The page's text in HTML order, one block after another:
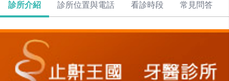
診所介紹 診所位置與電話 看診時段 常見問答